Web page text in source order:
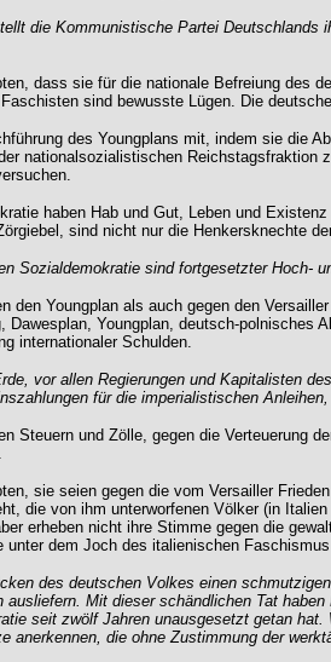
die Kommunistische Partei
dass sie für die nationale Befreiung des
sind bewusste Lügen. Die
des Youngplans mit, indem sie die
nationalsozialistischen Reichstagsfraktion
haben Hab und Gut, Leben und
sind nicht nur die Henkersknechte
Sozialdemokratie sind fortgesetzter Hoch-
den Youngplan als auch gegen den
Dawesplan, Youngplan, deutsch-
internationaler Schulden.
vor allen Regierungen und Kapitalisten
für die imperialistischen
Steuern und Zölle, gegen die Verteuerung
sie seien gegen die vom Versailler
die von ihm unterworfenen Völker (in
erheben nicht ihre Stimme gegen die
unter dem Joch des italienischen
des deutschen Volkes einen
ausliefern. Mit dieser schändlichen Tat
seit zwölf Jahren unausgesetzt getan
anerkennen, die ohne Zustimmung der